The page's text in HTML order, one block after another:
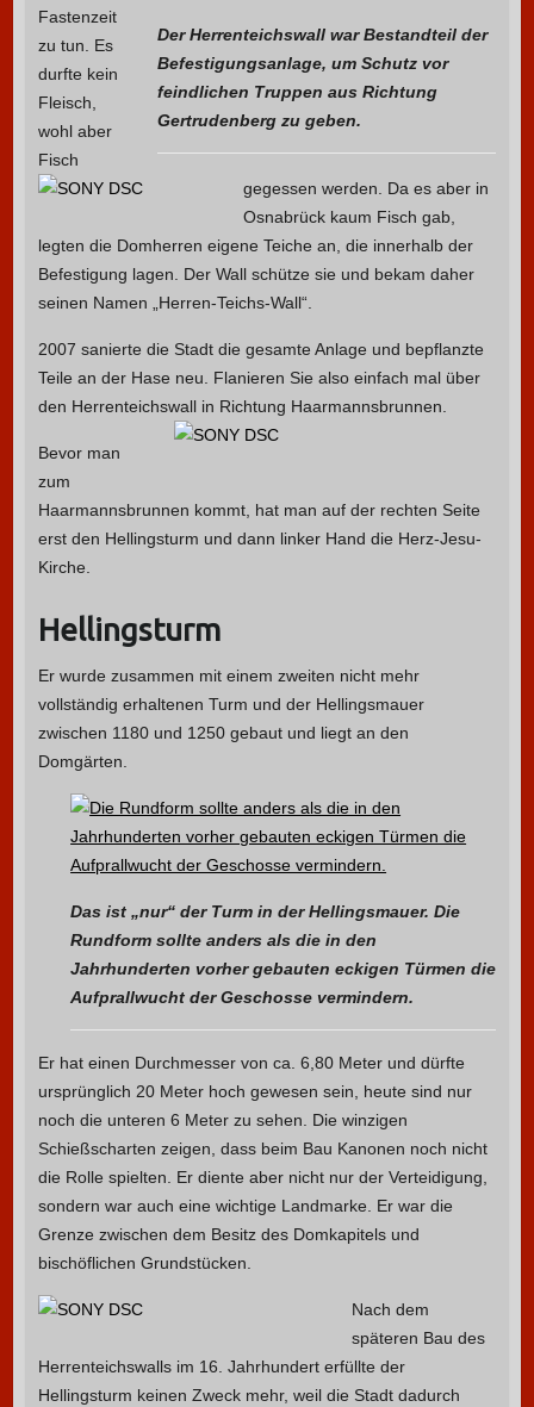
Der Herrenteichswall war Bestandteil der
Befestigungsanlage, um Schutz vor
feindlichen Truppen aus Richtung
Gertrudenberg zu geben.
Fastenzeit
zu tun. Es
durfte kein
Fleisch,
wohl aber
Fisch
gegessen werden. Da es aber in
Osnabrück kaum Fisch gab,
legten die Domherren eigene Teiche an, die innerhalb der
Befestigung lagen. Der Wall schütze sie und bekam daher
seinen Namen „Herren-Teichs-Wall“.
2007 sanierte die Stadt die gesamte Anlage und bepflanzte
Teile an der Hase neu. Flanieren Sie also einfach mal über
den Herrenteichswall in Richtung Haarmannsbrunnen.
Bevor man
zum
Haarmannsbrunnen kommt, hat man auf der rechten Seite
erst den Hellingsturm und dann linker Hand die Herz-Jesu-
Kirche.
Hellingsturm
Er wurde zusammen mit einem zweiten nicht mehr
vollständig erhaltenen Turm und der Hellingsmauer
zwischen 1180 und 1250 gebaut und liegt an den
Domgärten.
Das ist „nur“ der Turm in der Hellingsmauer. Die
Rundform sollte anders als die in den
Jahrhunderten vorher gebauten eckigen Türmen die
Aufprallwucht der Geschosse vermindern.
Er hat einen Durchmesser von ca. 6,80 Meter und dürfte
ursprünglich 20 Meter hoch gewesen sein, heute sind nur
noch die unteren 6 Meter zu sehen. Die winzigen
Schießscharten zeigen, dass beim Bau Kanonen noch nicht
die Rolle spielten. Er diente aber nicht nur der Verteidigung,
sondern war auch eine wichtige Landmarke. Er war die
Grenze zwischen dem Besitz des Domkapitels und
bischöflichen Grundstücken.
Nach dem
späteren Bau des
Herrenteichswalls im 16. Jahrhundert erfüllte der
Hellingsturm keinen Zweck mehr, weil die Stadt dadurch